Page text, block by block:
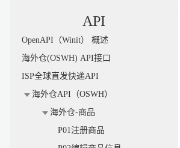
API
OpenAPI（Winit） 概述
海外仓(OSWH) API接口
ISP全球直发快递API
海外仓API（OSWH）
海外仓-商品
P01注册商品